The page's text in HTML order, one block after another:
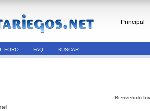
Principal
FORO FAQ BUSCAR
Bienvenido